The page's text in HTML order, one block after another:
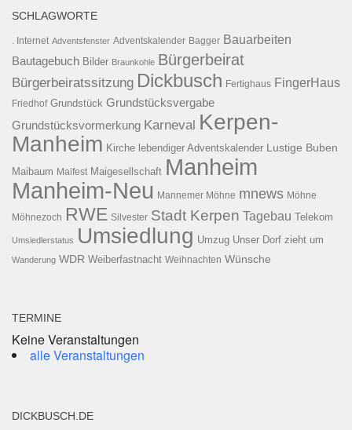
SCHLAGWORTE
. Internet Adventsfenster Adventskalender Bagger Bauarbeiten
Bautagebuch Bilder Braunkohle Bürgerbeirat
Bürgerbeiratssitzung Dickbusch Fertighaus FingerHaus
Friedhof Grundstück Grundstücksvergabe
Grundstücksvormerkung Karneval Kerpen-
Manheim Kirche lebendiger Adventskalender Lustige Buben
Maibaum Maifest Maigesellschaft Manheim
Manheim-Neu Mannemer Möhne mnews Möhne
Möhnezoch RWE Silvester Stadt Kerpen Tagebau Telekom
Umsiedlerstatus Umsiedlung Umzug Unser Dorf zieht um
Wanderung WDR Weiberfastnacht Weihnachten Wünsche
TERMINE
Keine Veranstaltungen
alle Veranstaltungen
DICKBUSCH.DE